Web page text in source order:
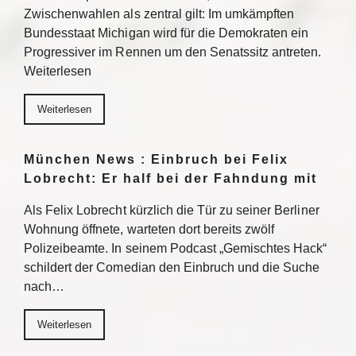
Zwischenwahlen als zentral gilt: Im umkämpften
Bundesstaat Michigan wird für die Demokraten ein
Progressiver im Rennen um den Senatssitz antreten.
Weiterlesen
Weiterlesen
München News : Einbruch bei Felix
Lobrecht: Er half bei der Fahndung mit
Als Felix Lobrecht kürzlich die Tür zu seiner Berliner
Wohnung öffnete, warteten dort bereits zwölf
Polizeibeamte. In seinem Podcast „Gemischtes Hack“
schildert der Comedian den Einbruch und die Suche
nach…
Weiterlesen